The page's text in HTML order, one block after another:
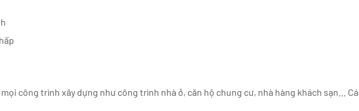
công trình xây dựng như công trình nhà ở, căn hộ chung cư, nhà hàng khách sạn…